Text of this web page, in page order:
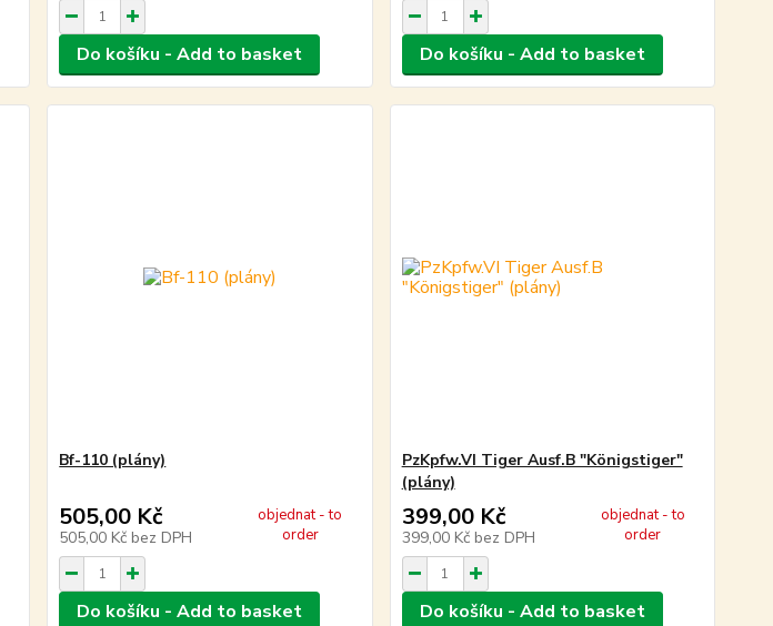
Do košíku - Add to basket Do košíku - Add to basket
Bf-110 (plány)
505,00 Kč
505,00 Kč bez DPH
objednat - to
order
Do košíku - Add to basket
PzKpfw.VI Tiger Ausf.B "Königstiger"
(plány)
399,00 Kč
399,00 Kč bez DPH
objednat - to
order
Do košíku - Add to basket